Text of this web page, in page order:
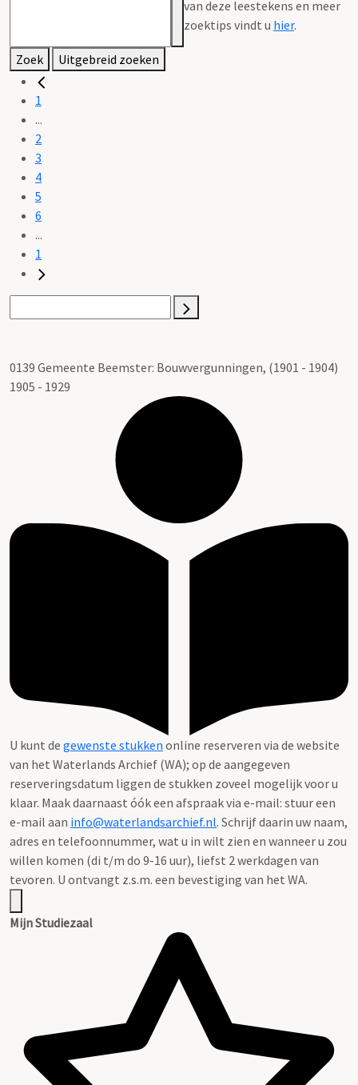
van deze leestekens en meer
zoektips vindt u hier.
Zoek Uitgebreid zoeken
1
...
2
3
4
5
6
...
1
0139 Gemeente Beemster: Bouwvergunningen, (1901 - 1904)
1905 - 1929
U kunt de gewenste stukken online reserveren via de website
van het Waterlands Archief (WA); op de aangegeven
reserveringsdatum liggen de stukken zoveel mogelijk voor u
klaar. Maak daarnaast óók een afspraak via e-mail: stuur een
e-mail aan info@waterlandsarchief.nl. Schrijf daarin uw naam,
adres en telefoonnummer, wat u in wilt zien en wanneer u zou
willen komen (di t/m do 9-16 uur), liefst 2 werkdagen van
tevoren. U ontvangt z.s.m. een bevestiging van het WA.
Mijn Studiezaal